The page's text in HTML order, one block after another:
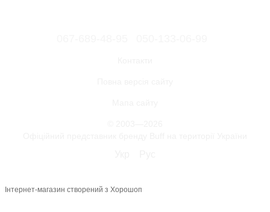
Інтернет-магазин створений з Хорошоп